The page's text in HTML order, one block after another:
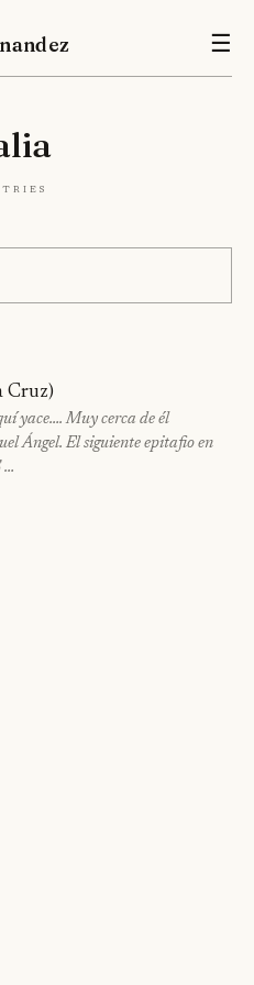
☰
Cruz)
yace…. Muy cerca de él
Ángel. El siguiente epitafio en
…